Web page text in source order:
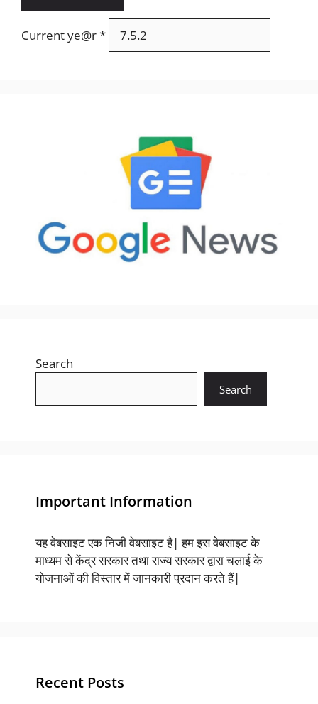
Current ye@r*
Search
Search
Important Information
यह वेबसाइट एक निजी वेबसाइट है| हम इस वेबसाइट के
माध्यम से केंद्र सरकार तथा राज्य सरकार द्वारा चलाई के
योजनाओं की विस्तार में जानकारी प्रदान करते हैं|
Recent Posts